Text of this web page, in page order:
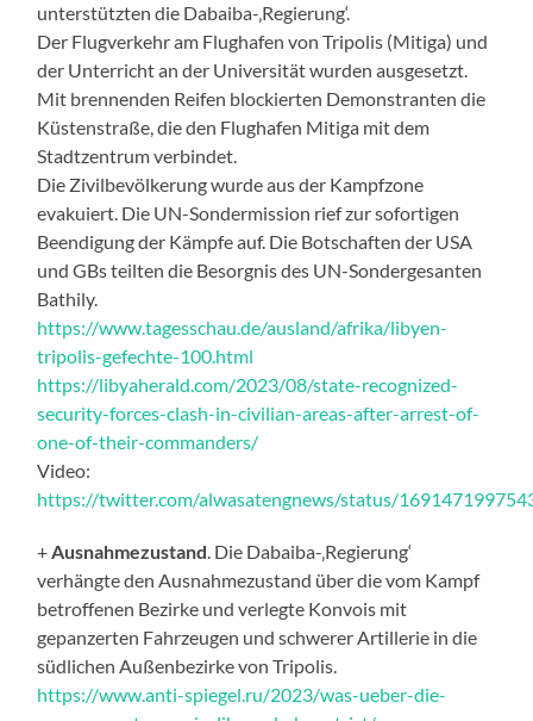
unterstützten die Dabaiba-‚Regierung‘.
Der Flugverkehr am Flughafen von Tripolis (Mitiga) und
der Unterricht an der Universität wurden ausgesetzt.
Mit brennenden Reifen blockierten Demonstranten die
Küstenstraße, die den Flughafen Mitiga mit dem
Stadtzentrum verbindet.
Die Zivilbevölkerung wurde aus der Kampfzone
evakuiert. Die UN-Sondermission rief zur sofortigen
Beendigung der Kämpfe auf. Die Botschaften der USA
und GBs teilten die Besorgnis des UN-Sondergesanten
Bathily.
https://www.tagesschau.de/ausland/afrika/libyen-
tripolis-gefechte-100.html
https://libyaherald.com/2023/08/state-recognized-
security-forces-clash-in-civilian-areas-after-arrest-of-
one-of-their-commanders/
Video:
https://twitter.com/alwasatengnews/status/
+Ausnahmezustand. Die Dabaiba-‚Regierung‘
verhängte den Ausnahmezustand über die vom Kampf
betroffenen Bezirke und verlegte Konvois mit
gepanzerten Fahrzeugen und schwerer Artillerie in die
südlichen Außenbezirke von Tripolis.
https://www.anti-spiegel.ru/2023/was-ueber-die-